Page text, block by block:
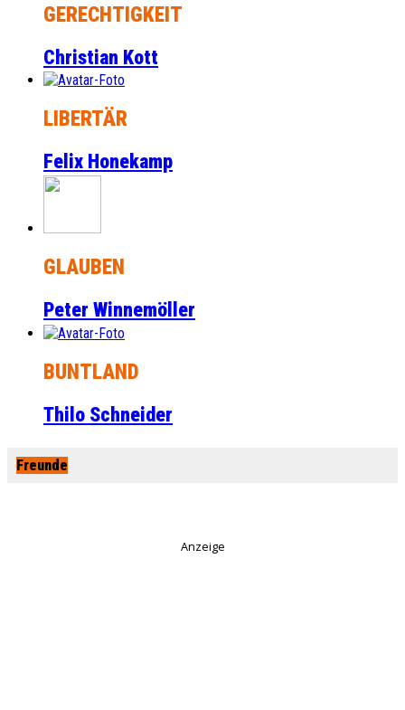
GERECHTIGKEIT
Christian Kott
LIBERTÄR
Felix Honekamp
GLAUBEN
Peter Winnemöller
BUNTLAND
Thilo Schneider
Freunde
Anzeige